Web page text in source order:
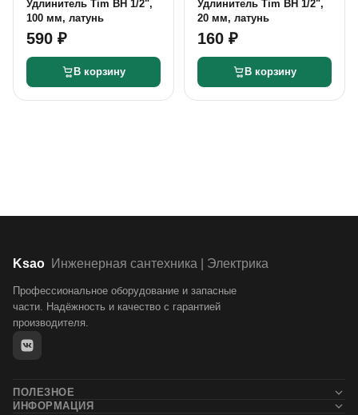
Удлинитель Tim ВН 1/2",
100 мм, латунь
590 ₽
В корзину
Удлинитель Tim ВН 1/2",
20 мм, латунь
160 ₽
В корзину
Ksao Инженерная сантехника | Электрика
Профессиональное оборудование и запасные
части. Надёжность и качество с гарантией
производителя.
ПОЛЕЗНОЕ
Новости
ИНФОРМАЦИЯ